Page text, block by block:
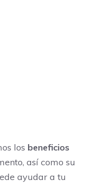
los beneficios
así como su
ayudar a tu